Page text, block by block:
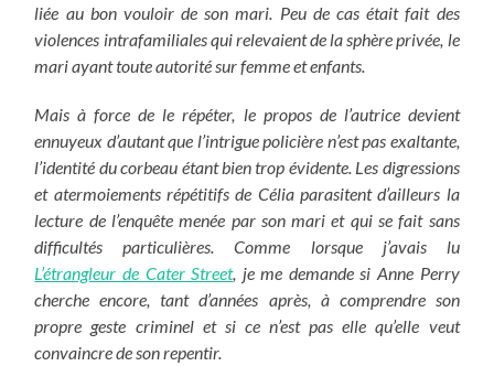
liée au bon vouloir de son mari. Peu de cas était fait des
violences intrafamiliales qui relevaient de la sphère privée, le
mari ayant toute autorité sur femme et enfants.
Mais à force de le répéter, le propos de l’autrice devient
ennuyeux d’autant que l’intrigue policière n’est pas exaltante,
l’identité du corbeau étant bien trop évidente. Les digressions
et atermoiements répétitifs de Célia parasitent d’ailleurs la
lecture de l’enquête menée par son mari et qui se fait sans
difficultés particulières. Comme lorsque j’avais lu
L’étrangleur de Cater Street, je me demande si Anne Perry
cherche encore, tant d’années après, à comprendre son
propre geste criminel et si ce n’est pas elle qu’elle veut
convaincre de son repentir.